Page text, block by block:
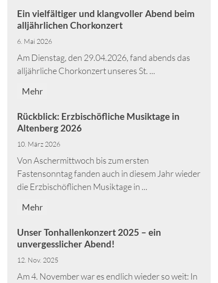
Ein vielfältiger und klangvoller Abend beim
alljährlichen Chorkonzert
6. Mai 2026
Am Dienstag, den 29.04.2026, fand abends das
alljährliche Chorkonzert unseres St. ...
Mehr
Rückblick: Erzbischöfliche Musiktage in
Altenberg 2026
10. März 2026
Von Aschermittwoch bis zum ersten
Fastensonntag fanden auch in diesem Jahr wieder
die Erzbischöflichen Musiktage in ...
Mehr
Unser Tonhallenkonzert 2025 – ein
unvergesslicher Abend!
12. Nov. 2025
Am 4. November war es endlich wieder so weit: In